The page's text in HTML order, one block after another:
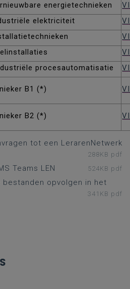
energietechnieken
elektriciteit
procesautomatisatie
B1 (*)
B2 (*)
tot een LerarenNetwerk
288KB pdf
Teams LEN 524KB pdf
bestanden opvolgen in het
341KB pdf